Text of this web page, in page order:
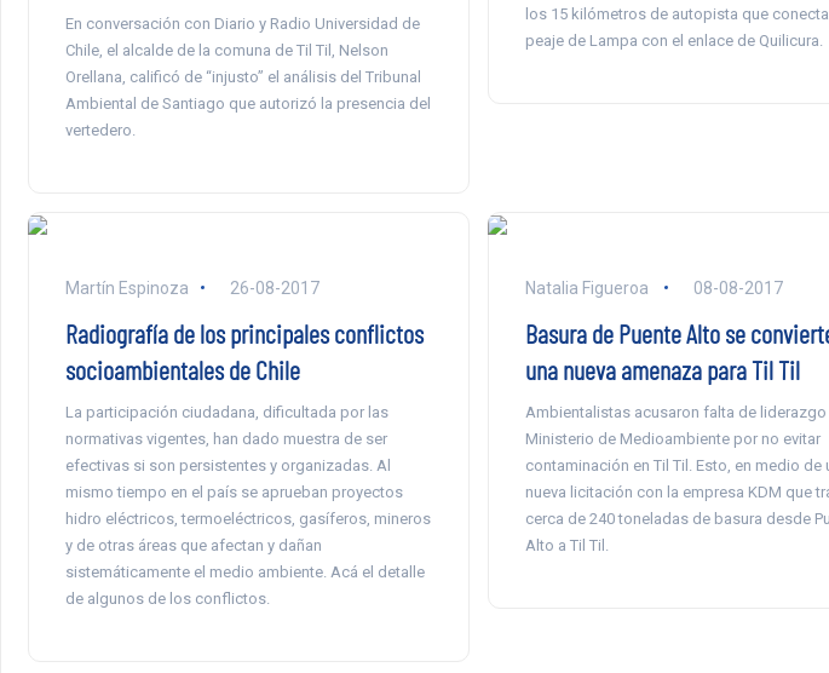
En conversación con Diario y Radio Universidad de
Chile, el alcalde de la comuna de Til Til, Nelson
Orellana, calificó de “injusto” el análisis del Tribunal
Ambiental de Santiago que autorizó la presencia del
vertedero.
los 15 kilómetros de autopista que
peaje de Lampa con el enlace de Quilicura.
Martín Espinoza 26-08-2017
Radiografía de los principales conflictos
socioambientales de Chile
La participación ciudadana, dificultada por las
normativas vigentes, han dado muestra de ser
efectivas si son persistentes y organizadas. Al
mismo tiempo en el país se aprueban proyectos
hidro eléctricos, termoeléctricos, gasíferos, mineros
y de otras áreas que afectan y dañan
sistemáticamente el medio ambiente. Acá el detalle
de algunos de los conflictos.
Natalia Figueroa 08-08-2017
Basura de Puente Alto se
una nueva amenaza para Til Til
Ambientalistas acusaron falta de liderazgo
Ministerio de Medioambiente por no evitar
contaminación en Til Til. Esto, en medio de
nueva licitación con la empresa KDM que
cerca de 240 toneladas de basura desde
Alto a Til Til.